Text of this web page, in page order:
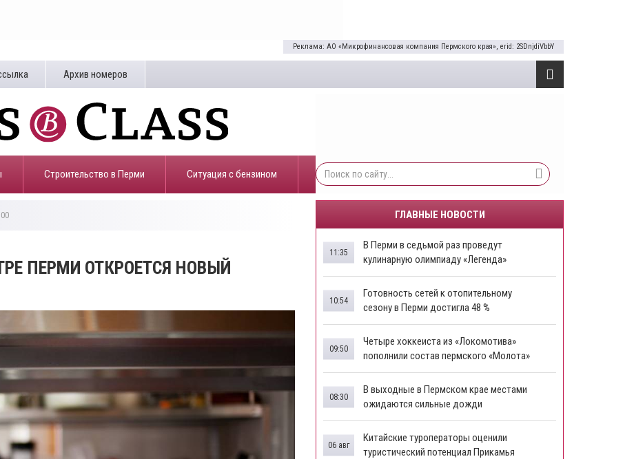
Реклама: АО «Микрофинансовая компания Пермского края», erid: 2SDnjdiVbbY
Архив номеров
Строительство в Перми ​Ситуация с бензином
ПЕРМИ ОТКРОЕТСЯ НОВЫЙ
ГЛАВНЫЕ НОВОСТИ
В Перми в седьмой раз проведут
кулинарную олимпиаду «Легенда»
11:35
Готовность сетей к отопительному
сезону в Перми достигла 48 %
10:54
Четыре хоккеиста из «Локомотива»
пополнили состав пермского «Молота»
09:50
В выходные в Пермском крае местами
ожидаются сильные дожди
08:30
Китайские туроператоры оценили
туристический потенциал Прикамья
06 авг